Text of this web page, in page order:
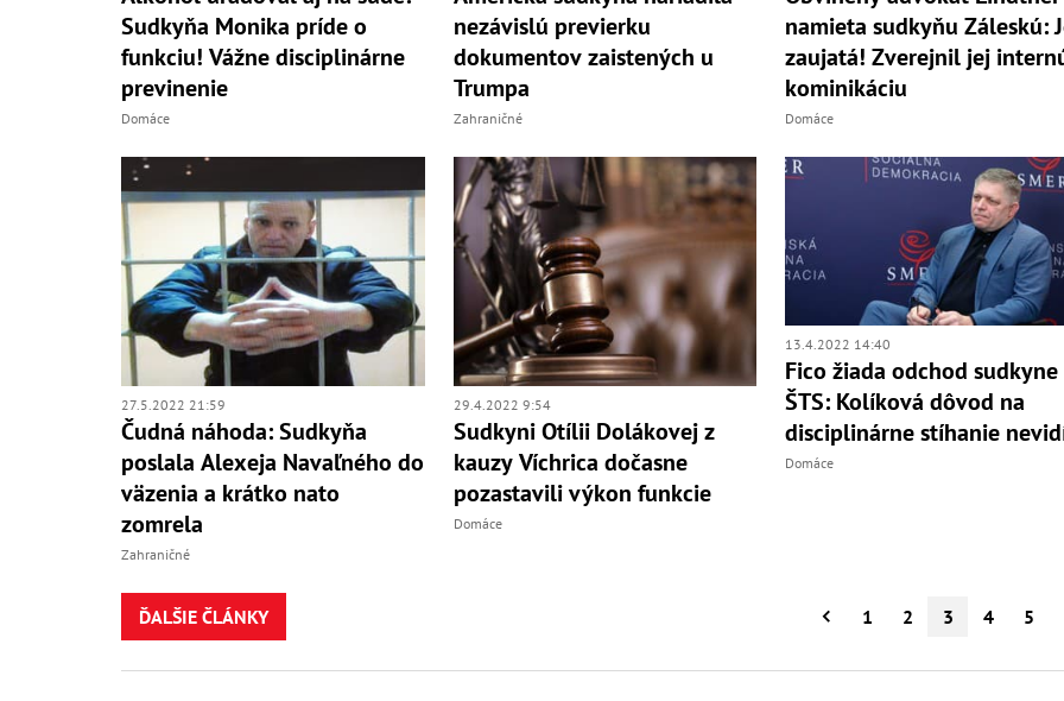
Sudkyňa Monika príde o
funkciu! Vážne disciplinárne
previnenie
Domáce
nezávislú previerku
dokumentov zaistených u
Trumpa
Zahraničné
namieta sudkyňu Záleskú:
zaujatá! Zverejnil jej
kominikáciu
Domáce
27.5.2022 21:59
Čudná náhoda: Sudkyňa
poslala Alexeja Navaľného do
väzenia a krátko nato
zomrela
Zahraničné
29.4.2022 9:54
Sudkyni Otílii Dolákovej z
kauzy Víchrica dočasne
pozastavili výkon funkcie
Domáce
13.4.2022 14:40
Fico žiada odchod sudkyne
ŠTS: Kolíková dôvod na
disciplinárne stíhanie
Domáce
ĎALŠIE ČLÁNKY 1 2 3 4 5